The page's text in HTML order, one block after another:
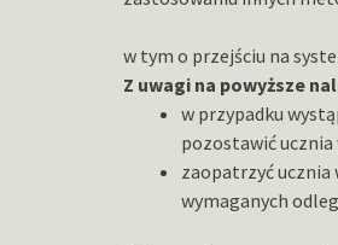
w tym o przejściu na
Z uwagi na powyższe
w przypadku
pozostawić ucznia
zaopatrzyć ucznia
wymaganych